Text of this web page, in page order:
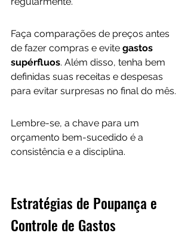
Faça comparações de preços antes
de fazer compras e evite gastos
supérfluos. Além disso, tenha bem
definidas suas receitas e despesas
para evitar surpresas no final do mês.
Lembre-se, a chave para um
orçamento bem-sucedido é a
consistência e a disciplina.
Estratégias de Poupança e
Controle de Gastos